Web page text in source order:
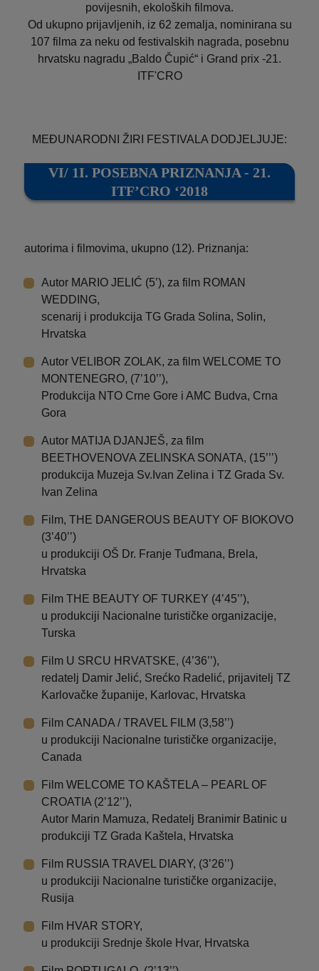
povijesnih, ekoloških filmova.
Od ukupno prijavljenih, iz 62 zemalja, nominirana su
107 filma za neku od festivalskih nagrada, posebnu
hrvatsku nagradu „Baldo Čupić“ i Grand prix -21.
ITF'CRO
MEĐUNARODNI ŽIRI FESTIVALA DODJELJUJE:
VI/ 1I. POSEBNA PRIZNANJA - 21.
ITF’CRO ‘2018
autorima i filmovima, ukupno (12). Priznanja:
Autor MARIO JELIĆ (5’), za film ROMAN
WEDDING,
scenarij i produkcija TG Grada Solina, Solin,
Hrvatska
Autor VELIBOR ZOLAK, za film WELCOME TO
MONTENEGRO, (7’10’’),
Produkcija NTO Crne Gore i AMC Budva, Crna
Gora
Autor MATIJA DJANJEŠ, za film
BEETHOVENOVA ZELINSKA SONATA, (15’’’)
produkcija Muzeja Sv.Ivan Zelina i TZ Grada Sv.
Ivan Zelina
Film, THE DANGEROUS BEAUTY OF BIOKOVO
(3’40’’)
u produkciji OŠ Dr. Franje Tuđmana, Brela,
Hrvatska
Film THE BEAUTY OF TURKEY (4’45’’),
u produkciji Nacionalne turističke organizacije,
Turska
Film U SRCU HRVATSKE, (4’36’’),
redatelj Damir Jelić, Srećko Radelić, prijavitelj TZ
Karlovačke županije, Karlovac, Hrvatska
Film CANADA / TRAVEL FILM (3,58’’)
u produkciji Nacionalne turističke organizacije,
Canada
Film WELCOME TO KAŠTELA – PEARL OF
CROATIA (2’12’’),
Autor Marin Mamuza, Redatelj Branimir Batinic u
produkciji TZ Grada Kaštela, Hrvatska
Film RUSSIA TRAVEL DIARY, (3’26’’)
u produkciji Nacionalne turističke organizacije,
Rusija
Film HVAR STORY,
u produkciji Srednje škole Hvar, Hrvatska